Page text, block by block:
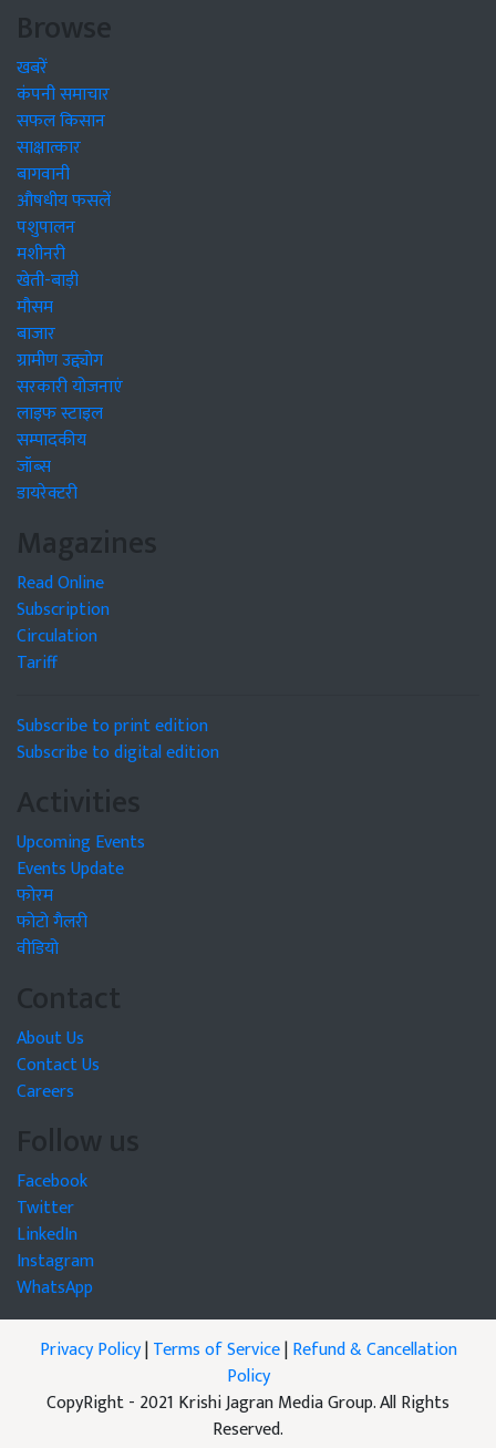
Browse
खबरें
कंपनी समाचार
सफल किसान
साक्षात्कार
बागवानी
औषधीय फसलें
पशुपालन
मशीनरी
खेती-बाड़ी
मौसम
बाजार
ग्रामीण उद्द्योग
सरकारी योजनाएं
लाइफ स्टाइल
सम्पादकीय
जॉब्स
डायरेक्टरी
Magazines
Read Online
Subscription
Circulation
Tariff
Subscribe to print edition
Subscribe to digital edition
Activities
Upcoming Events
Events Update
फोरम
फोटो गैलरी
वीडियो
Contact
About Us
Contact Us
Careers
Follow us
Facebook
Twitter
LinkedIn
Instagram
WhatsApp
Privacy Policy|Terms of Service|Refund & Cancellation
Policy
CopyRight - 2021 Krishi Jagran Media Group. All Rights
Reserved.